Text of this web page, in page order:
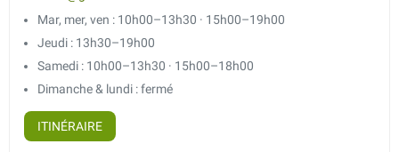
Mar, mer, ven : 10h00–13h30 · 15h00–19h00
Jeudi : 13h30–19h00
Samedi : 10h00–13h30 · 15h00–18h00
Dimanche & lundi : fermé
ITINÉRAIRE